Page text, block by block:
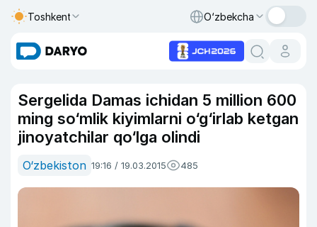
Toshkent O‘zbekcha
Sergelida Damas ichidan 5 million 600
ming so‘mlik kiyimlarni o‘g‘irlab ketgan
jinoyatchilar qo‘lga olindi
O‘zbekiston 19:16 / 19.03.2015 485